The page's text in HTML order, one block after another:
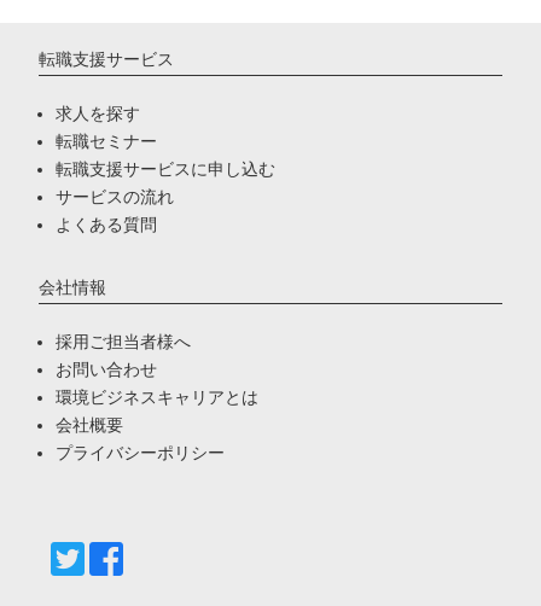
転職支援サービス
求人を探す
転職セミナー
転職支援サービスに申し込む
サービスの流れ
よくある質問
会社情報
採用ご担当者様へ
お問い合わせ
環境ビジネスキャリアとは
会社概要
プライバシーポリシー